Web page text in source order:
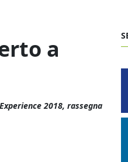
a
2018, rassegna